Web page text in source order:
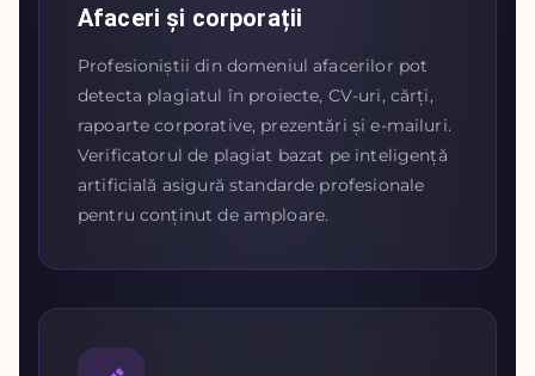
Afaceri și corporații
Profesioniștii din domeniul afacerilor pot
detecta plagiatul în proiecte, CV-uri, cărți,
rapoarte corporative, prezentări și e-mailuri.
Verificatorul de plagiat bazat pe inteligență
artificială asigură standarde profesionale
pentru conținut de amploare.